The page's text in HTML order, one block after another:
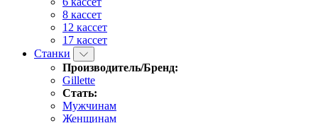
8 кассет
12 кассет
17 кассет
Станки
Производитель/Бренд:
Gillette
Стать:
Мужчинам
Женщинам